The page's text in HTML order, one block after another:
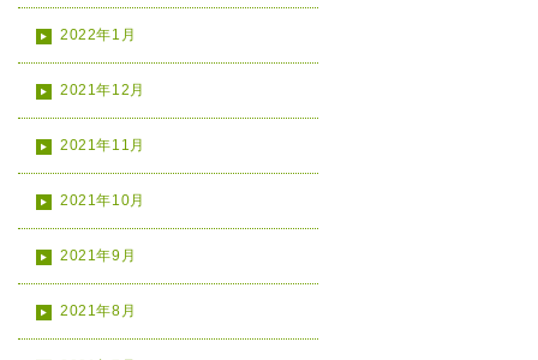
2022年1月
2021年12月
2021年11月
2021年10月
2021年9月
2021年8月